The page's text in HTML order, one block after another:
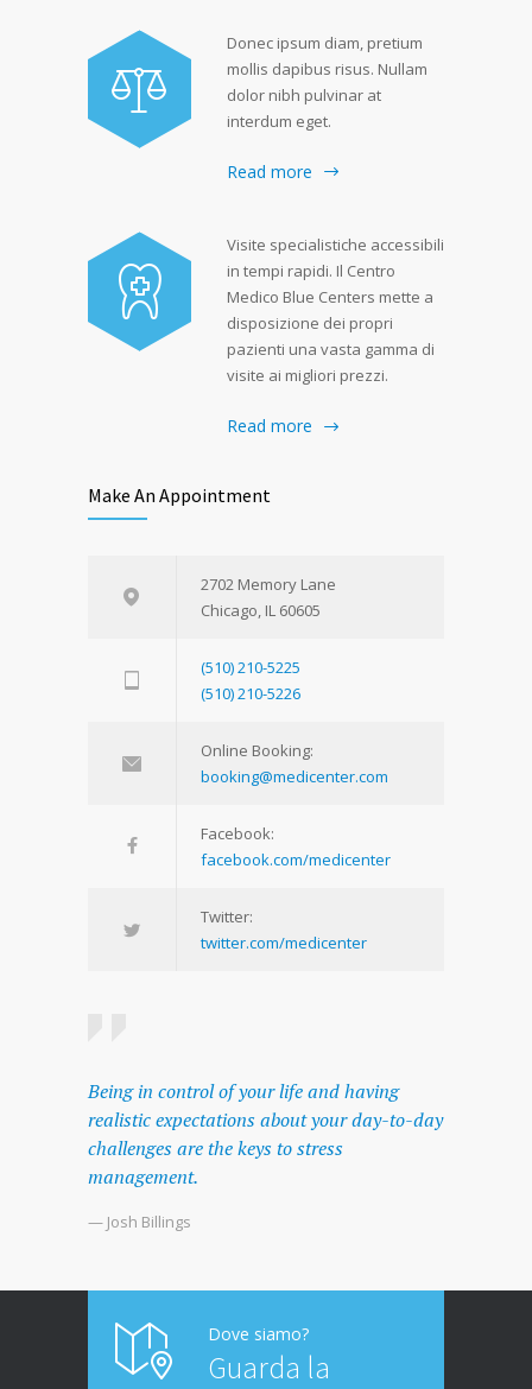
Donec ipsum diam, pretium
mollis dapibus risus. Nullam
dolor nibh pulvinar at
interdum eget.
Read more
Visite specialistiche accessibili
in tempi rapidi. Il Centro
Medico Blue Centers mette a
disposizione dei propri
pazienti una vasta gamma di
visite ai migliori prezzi.
Read more
Make An Appointment
2702 Memory Lane
Chicago, IL 60605
(510) 210-5225
(510) 210-5226
Online Booking:
booking@medicenter.com
Facebook:
facebook.com/medicenter
Twitter:
twitter.com/medicenter
Being in control of your life and having
realistic expectations about your day-to-day
challenges are the keys to stress
management.
— Josh Billings
Dove siamo?
Guarda la